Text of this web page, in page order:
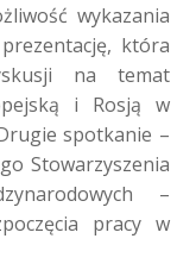
wykazania
która
na temat
i Rosją w
spotkanie –
Stowarzyszenia
–
pracy w